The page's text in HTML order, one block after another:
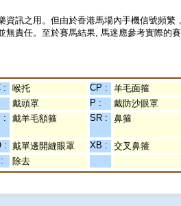
訊之用。但由於香港馬場內手機信號頻
責任。至於賽馬結果, 馬迷應參考實際的賽
: 喉托 CP :
羊毛面箍
戴頭罩 P :
戴防沙眼罩
: 戴羊毛額箍 SR : 鼻箍
: 戴單邊開縫眼罩 XB :
交叉鼻箍
除去